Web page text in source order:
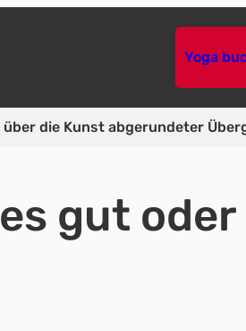
Yoga
die Kunst abgerundeter
gut